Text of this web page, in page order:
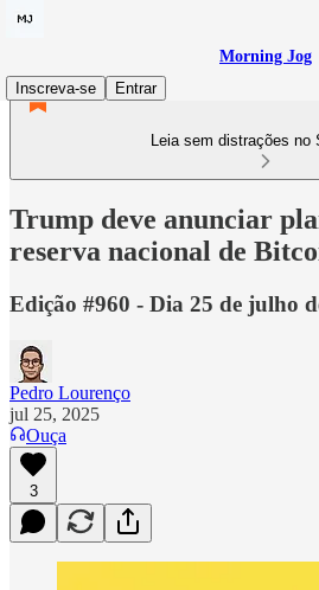
Morning Jog
Inscreva-se
Entrar
Leia sem distrações no
Trump deve anunciar
reserva nacional de
Edição #960 - Dia 25 de julho
Pedro Lourenço
jul 25, 2025
Ouça
3